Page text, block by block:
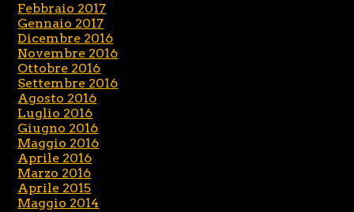
Febbraio 2017
Gennaio 2017
Dicembre 2016
Novembre 2016
Ottobre 2016
Settembre 2016
Agosto 2016
Luglio 2016
Giugno 2016
Maggio 2016
Aprile 2016
Marzo 2016
Aprile 2015
Maggio 2014